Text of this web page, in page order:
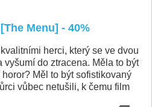
Menu] - 40%
herci, který se ve dvou
do ztracena. Měla to být
Měl to být sofistikovaný
vůbec netušili, k čemu film